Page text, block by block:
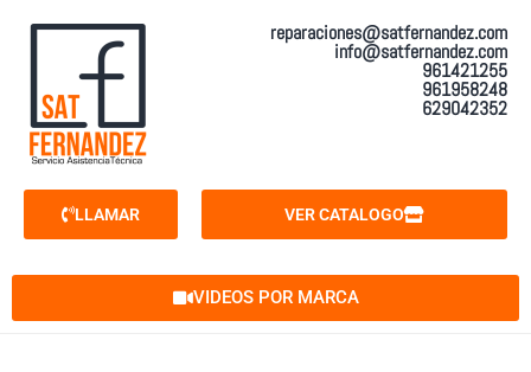
reparaciones@satfernandez.com
info@satfernandez.com
961421255
961958248
629042352
LLAMAR VER CATALOGO
VIDEOS POR MARCA